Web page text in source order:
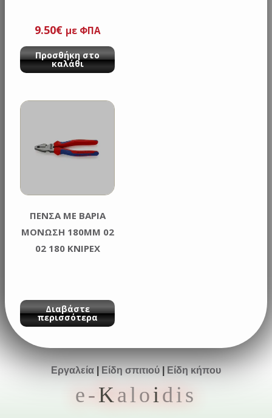
9.50€ με ΦΠΑ
Προσθήκη στο
καλάθι
ΠΕΝΣΑ ΜΕ ΒΑΡΙΑ
ΜΟΝΩΣΗ 180MM 02
02 180 KNIPEX
Διαβάστε
περισσότερα
Εργαλεία Είδη σπιτιού Είδη κήπου
e-Kaloi dis